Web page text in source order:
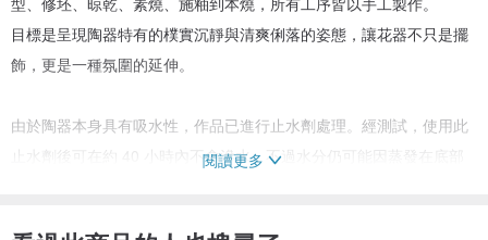
目標是呈現陶器特有的樸實沉靜與清爽俐落的姿態，讓花器不只是擺
飾，更是一種氛圍的延伸。
由於陶器本身具有吸水性，作品已進行止水劑處理。經測試，使用此
止水劑後可在約 40 小時內不會滲水，不過水分仍可能因蒸發在底部
閱讀更多